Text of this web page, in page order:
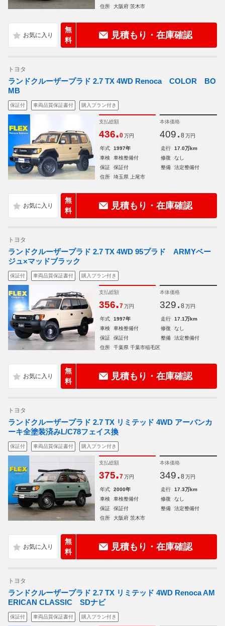
住所 大阪府 茨木市
無
料
見積もり・在庫確認
トヨタ
ランドクルーザープラド 2.7 TX 4WD Renoca COLOR BO
MB
保証付 車両品質保証書付 購入プラン付き
支払総額
436.0 万円
本体価格
409. 8 万円
年式 1997年 走行
17.0万km
車検
車検整備付 修復
なし
保証
保証付 整備
法定整備付
住所
埼玉県 上尾市
無
料
見積もり・在庫確認
トヨタ
ランドクルーザープラド 2.7 TX 4WD 95プラド ARMYベー
ジュ×マッドブラック
保証付 車両品質保証書付 購入プラン付き
支払総額
356.7 万円
本体価格
329. 8 万円
年式 1997年 走行
17.1万km
車検
車検整備付 修復
なし
保証
保証付 整備
法定整備付
住所
千葉県 千葉市稲毛区
無
料
見積もり・在庫確認
トヨタ
ランドクルーザープラド 2.7 TX リミテッド 4WD アーバンカ
ーキ全塗装済みL/C78フェイス換
保証付 車両品質保証書付 購入プラン付き
支払総額
375.7 万円
本体価格
349. 8 万円
年式 2000年 走行
17.3万km
車検
車検整備付 修復
なし
保証
保証付 整備
法定整備付
住所
大阪府 茨木市
無
料
見積もり・在庫確認
トヨタ
ランドクルーザープラド 2.7 TX リミテッド 4WD Renoca AM
ERICAN CLASSIC SDナビ
保証付 車両品質保証書付 購入プラン付き